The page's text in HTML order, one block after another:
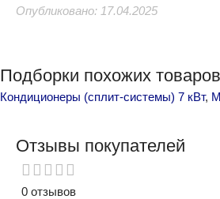
Опубликовано: 17.04.2025
Подборки похожих товаров
Кондиционеры (сплит-системы) 7 кВт,
Отзывы покупателей
0 отзывов